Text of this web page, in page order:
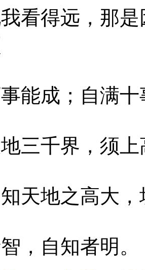
看得远，那是
能成；自满十
三千界，须上
天地之高大，
，自知者明。